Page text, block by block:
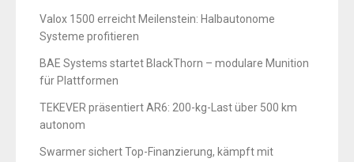
Valox 1500 erreicht Meilenstein: Halbautonome
Systeme profitieren
BAE Systems startet BlackThorn – modulare Munition
für Plattformen
TEKEVER präsentiert AR6: 200-kg-Last über 500 km
autonom
Swarmer sichert Top-Finanzierung, kämpft mit